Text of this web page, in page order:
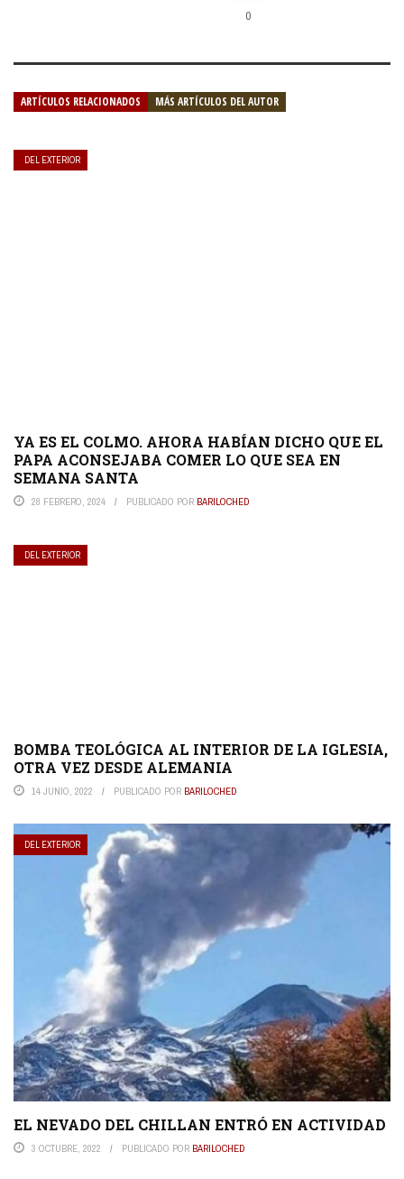
0
ARTÍCULOS RELACIONADOS MÁS ARTÍCULOS DEL AUTOR
DEL EXTERIOR
YA ES EL COLMO. AHORA HABÍAN DICHO QUE EL
PAPA ACONSEJABA COMER LO QUE SEA EN
SEMANA SANTA
28 FEBRERO, 2024 PUBLICADO POR BARILOCHED
DEL EXTERIOR
BOMBA TEOLÓGICA AL INTERIOR DE LA IGLESIA,
OTRA VEZ DESDE ALEMANIA
14 JUNIO, 2022 PUBLICADO POR BARILOCHED
DEL EXTERIOR
EL NEVADO DEL CHILLAN ENTRÓ EN ACTIVIDAD
3 OCTUBRE, 2022 PUBLICADO POR BARILOCHED